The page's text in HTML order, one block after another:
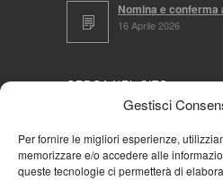
Gestisci
Per fornire le migliori esperienze,
memorizzare e/o accedere alle
queste tecnologie ci permetterà di
Nomina e
16 Aprile 2026
CERCA NEL SITO
NAVIGA PER